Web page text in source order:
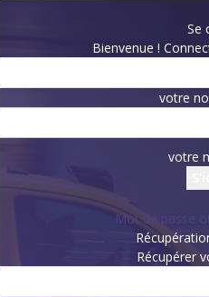
Se
Bienvenue !
votre
votre
Mot de passe
Récupérer